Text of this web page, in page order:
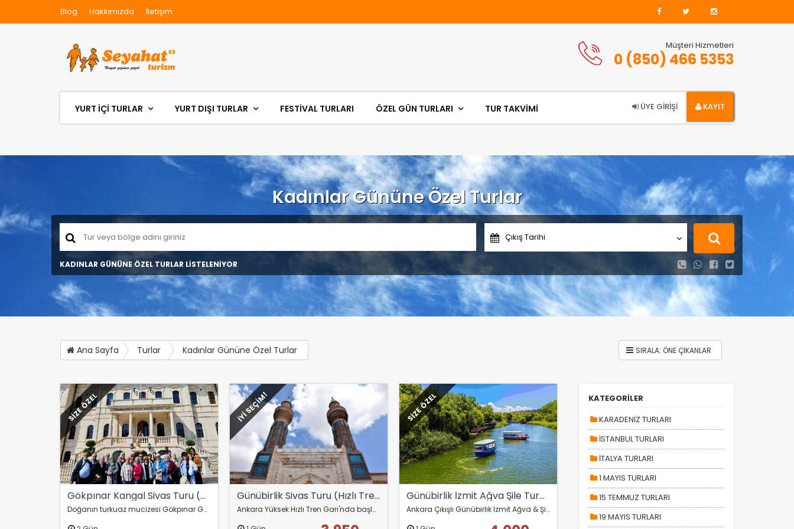
Blog Hakkımızda İletişim
Müşteri Hizmetleri
0 (850) 466 5353
YURT İÇİ TURLAR YURT DIŞI TURLAR FESTIVAL TURLARI ÖZEL GÜN TURLARI TUR TAKVİMİ ÜYE GİRİŞİ KAYIT
Kadınlar Gününe Özel Turlar
Çıkış Tarihi
KADINLAR GÜNÜNE ÖZEL TURLAR LİSTELENİYOR
Ana Sayfa Turlar Kadınlar Gününe Özel Turlar
SİZE ÖZEL
Gökpınar Kangal Sivas Turu (Hızlı Trenle)
Doğanın turkuaz mucizesi Gökpınar Gölü, Kangal Köpek Çiftliği ve Sivas sizleri bekliyor! Konforlu hızlı tren yolculuğu ile başlayacak turumuzda, eşsiz manzaralar…
İYİ SEÇİM!
Günübirlik Sivas Turu (Hızlı Trenle)
Ankara Yüksek Hızlı Tren Garı'nda başlayan bu turumuz, tarih kokan Sivas'ı keşfetmeniz için sizi bekliyor. Trenden indiğiniz an Türkiye'nin kalbindeki etkileyici…
SİZE ÖZEL
Günübirlik İzmit Ağva Şile Turu (Hızlı Trenle)
Ankara Çıkışlı Günübirlik İzmit Ağva & Şile Turu – Hızlı Trenle Konforlu Bir Kaçamak!
KATEGORİLER
KARADENİZ TURLARI
İSTANBUL TURLARI
İTALYA TURLARI
1 MAYIS TURLARI
15 TEMMUZ TURLARI
19 MAYIS TURLARI